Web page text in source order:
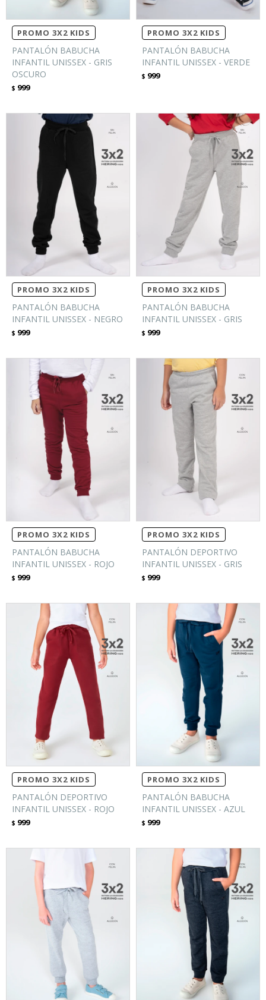
PROMO 3X2 KIDS
PANTALÓN BABUCHA
INFANTIL UNISSEX - GRIS
OSCURO
$ 999
PROMO 3X2 KIDS
PANTALÓN BABUCHA
INFANTIL UNISSEX - VERDE
$ 999
PROMO 3X2 KIDS
PANTALÓN BABUCHA
INFANTIL UNISSEX - NEGRO
$ 999
PROMO 3X2 KIDS
PANTALÓN BABUCHA
INFANTIL UNISSEX - GRIS
$ 999
PROMO 3X2 KIDS
PANTALÓN BABUCHA
INFANTIL UNISSEX - ROJO
$ 999
PROMO 3X2 KIDS
PANTALÓN DEPORTIVO
INFANTIL UNISSEX - GRIS
$ 999
PROMO 3X2 KIDS
PANTALÓN DEPORTIVO
INFANTIL UNISSEX - ROJO
$ 999
PROMO 3X2 KIDS
PANTALÓN BABUCHA
INFANTIL UNISSEX - AZUL
$ 999